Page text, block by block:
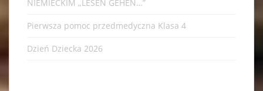
NIEMIECKIM „LESEN GEHEN…”
Pierwsza pomoc przedmedyczna Klasa 4
Dzień Dziecka 2026